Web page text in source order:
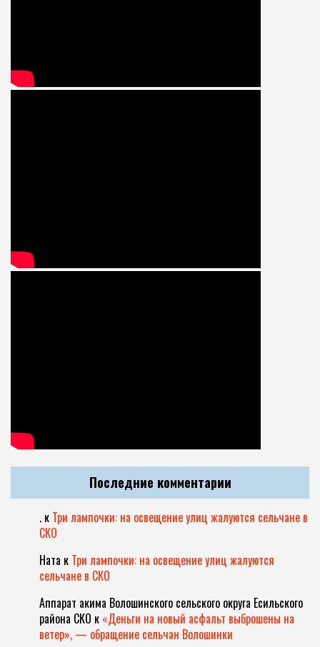
Последние комментарии
. к Три лампочки: на освещение улиц жалуются сельчане в
СКО
Ната к Три лампочки: на освещение улиц жалуются
сельчане в СКО
Аппарат акима Волошинского сельского округа Есильского
района СКО к «Деньги на новый асфальт выброшены на
ветер», — обращение сельчан Волошинки